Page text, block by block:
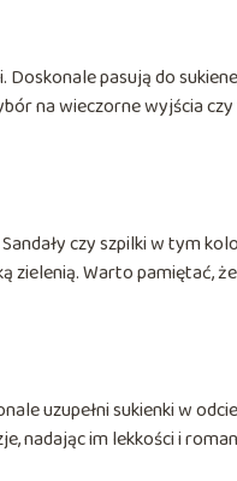
pasują do
na wieczorne wyjścia
czy szpilki w tym
zielenią. Warto pamiętać,
uzupełni sukienki w
nadając im lekkości i